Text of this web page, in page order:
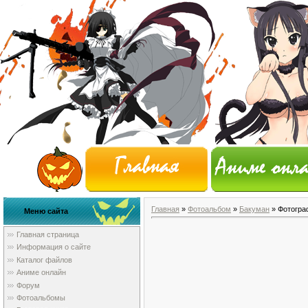
Меню сайта
Главная страница
Информация о сайте
Каталог файлов
Аниме онлайн
Форум
Фотоальбомы
Главная » Фотоальбом » Бакуман »